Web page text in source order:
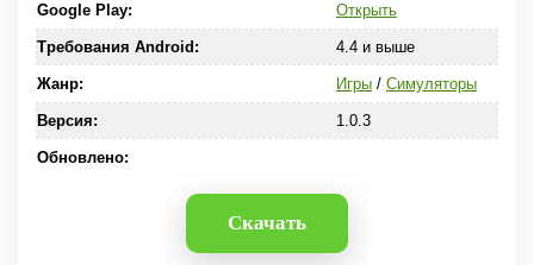
Google Play: Открыть
Требования Android: 4.4 и выше
Жанр: Игры/ Симуляторы
Версия: 1.0.3
Обновлено:
Скачать